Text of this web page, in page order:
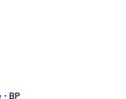
- BP